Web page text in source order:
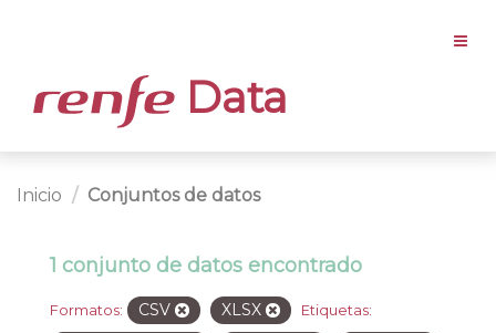
Data
Inicio Conjuntos de datos
1 conjunto de datos encontrado
Formatos: CSV XLSX Etiquetas: